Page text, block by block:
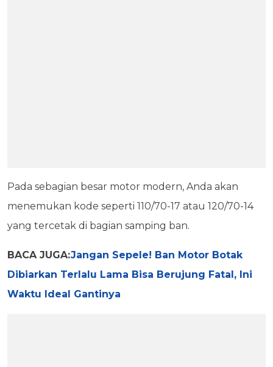
Pada sebagian besar motor modern, Anda akan
menemukan kode seperti 110/70-17 atau 120/70-14
yang tercetak di bagian samping ban.
BACA JUGA:Jangan Sepele! Ban Motor Botak
Dibiarkan Terlalu Lama Bisa Berujung Fatal, Ini
Waktu Ideal Gantinya